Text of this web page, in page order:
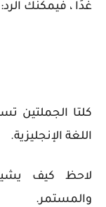
غدًا ، فيمكنك الرد:
كلتا الجملتين
اللغة الإنجليزية.
لاحظ كيف
والمستمر.